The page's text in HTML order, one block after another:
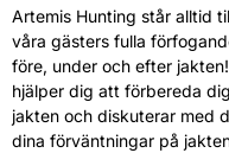
Artemis Hunting står alltid
våra gästers fulla
före, under och efter
hjälper dig att förbereda
jakten och diskuterar med
dina förväntningar på